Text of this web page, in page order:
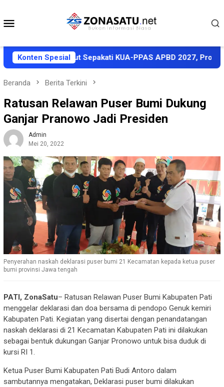
konten
Konten Spesial
Pemkab Halut Sepakati KUA-PPAS APBD 2027, Proyeksi
Beranda Berita Terkini
Ratusan Relawan Puser Bumi Dukung
Ganjar Pranowo Jadi Presiden
Admin
Mei 20, 2022
Penyerahan naskah deklarasi puser bumi 21 Kecamatan kepada ketua puser
bumi provinsi Jawa tengah
PATI, ZonaSatu– Ratusan Relawan Puser Bumi Kabupaten Pati
menggelar deklarasi dan doa bersama di pendopo Genuk kemiri
Kabupaten Pati. Kegiatan yang disertai dengan penandatangan
naskah deklarasi di 21 Kecamatan Kabupaten Pati ini dilakukan
sebagai bentuk dukungan Ganjar Pronowo untuk bisa duduk di
kursi RI 1.
Ketua Puser Bumi Kabupaten Pati Budi Antoro dalam
sambutannya mengatakan, Deklarasi puser bumi dilakukan